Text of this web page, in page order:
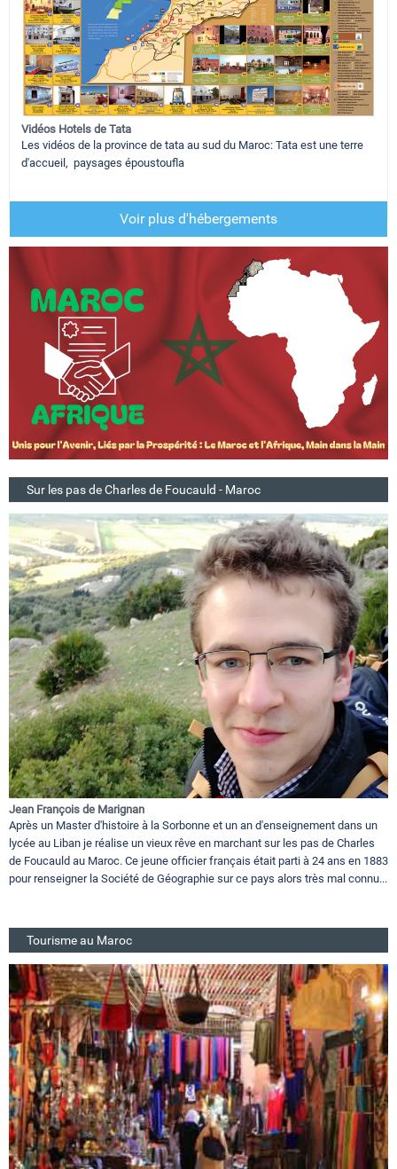
Vidéos Hotels de Tata
Les vidéos de la province de tata au sud du Maroc: Tata est une terre
d'accueil, paysages époustoufla
Voir plus d'hébergements
Sur les pas de Charles de Foucauld - Maroc
Jean François de Marignan
Après un Master d'histoire à la Sorbonne et un an d'enseignement dans un
lycée au Liban je réalise un vieux rêve en marchant sur les pas de Charles
de Foucauld au Maroc. Ce jeune officier français était parti à 24 ans en 1883
pour renseigner la Société de Géographie sur ce pays alors très mal connu...
Tourisme au Maroc